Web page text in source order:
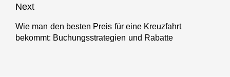
Next
Next
post:
Wie man den besten Preis für eine Kreuzfahrt
bekommt: Buchungsstrategien und Rabatte